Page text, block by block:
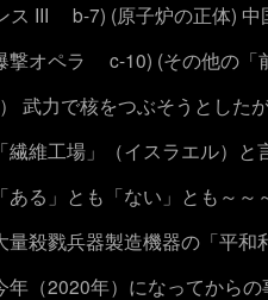
ス III
b-7) (原子炉の正体) 中
撃オペラ
c-10) (その他の「
武力で核をつぶそうとした
繊維工場」（イスラエル）と
ある」とも「ない」とも～～
量殺戮兵器製造機器の「平
年（2020年）になってからの